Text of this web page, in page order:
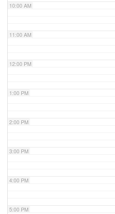
10:00 AM
11:00 AM
12:00 PM
1:00 PM
2:00 PM
3:00 PM
4:00 PM
5:00 PM